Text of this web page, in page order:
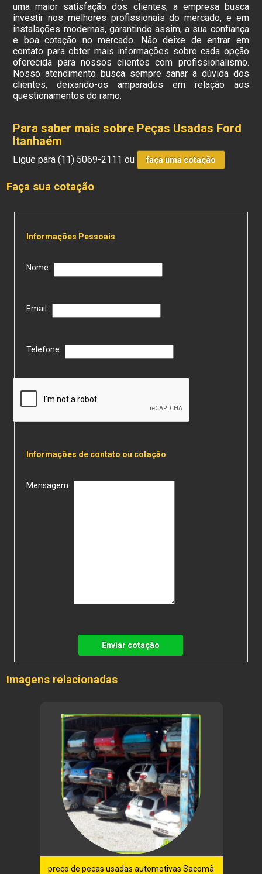
uma maior satisfação dos clientes, a empresa busca
investir nos melhores profissionais do mercado, e em
instalações modernas, garantindo assim, a sua confiança
e boa cotação no mercado. Não deixe de entrar em
contato para obter mais informações sobre cada opção
oferecida para nossos clientes com profissionalismo.
Nosso atendimento busca sempre sanar a dúvida dos
clientes, deixando-os amparados em relação aos
questionamentos do ramo.
Para saber mais sobre Peças Usadas Ford
Itanhaém
Ligue para(11) 5069-2111 ou faça uma cotação
Faça sua cotação
Informações Pessoais
Nome:
Email:
Telefone:
Informações de contato ou cotação
Mensagem:
Enviar cotação
Imagens relacionadas
preço de peças usadas automotivas Sacomã